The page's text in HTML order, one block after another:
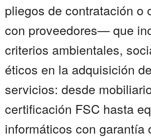
pliegos de contratación o
con proveedores— que
criterios ambientales,
éticos en la adquisición
servicios: desde
certificación FSC hasta
informáticos con garantía